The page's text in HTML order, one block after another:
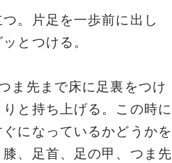
つ。片足を一歩前に出し
とつける。
ま先まで床に足裏をつけ
と持ち上げる。この時に
になっているかどうかを
、足首、足の甲、つま先